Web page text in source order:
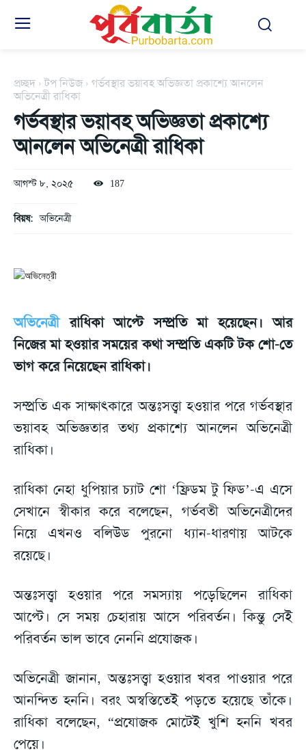
প্রচ্ছদ টপ নিউজ
গর্ভবস্থার ভয়াবহ অভিজ্ঞতা প্রকাশ্যে আনলেন
অভিনেত্রী রাধিকা
গর্ভবস্থার ভয়াবহ অভিজ্ঞতা প্রকাশ্যে
আনলেন অভিনেত্রী রাধিকা
আগস্ট ৮, ২০২৫ 187
বিয়ষ: অভিনেত্রী
অভিনেত্রীরাধিকা আপ্টে সম্প্রতি মা হয়েছেন। আর
নিজের মা হওয়ার সময়ের কথা সম্প্রতি একটি টক শো-তে
ভাগ করে নিয়েছেন রাধিকা।
সম্প্রতি এক সাক্ষাৎকারে অন্তঃসত্ত্বা হওয়ার পরে গর্ভবস্থার
ভয়াবহ অভিজ্ঞতার তথ্য প্রকাশ্যে আনলেন অভিনেত্রী
রাধিকা।
রাধিকা নেহা ধুপিয়ার চ্যাট শো ‘ফ্রিডম টু ফিড’-এ এসে
সেখানে স্বীকার করে বলেছেন, গর্ভবতী অভিনেত্রীদের
নিয়ে এখনও বলিউড পুরনো ধ্যান-ধারণায় আটকে
রয়েছে।
অন্তঃসত্ত্বা হওয়ার পরে সমস্যায় পড়েছিলেন রাধিকা
আপ্টে। সে সময় চেহারায় আসে পরিবর্তন। কিন্তু সেই
পরিবর্তন ভাল ভাবে নেননি প্রযোজক।
অভিনেত্রী জানান, অন্তঃসত্ত্বা হওয়ার খবর পাওয়ার পরে
আনন্দিত হননি। বরং অস্বস্তিতেই পড়তে হয়েছে তাঁকে।
রাধিকা বলেছেন, “প্রযোজক মোটেই খুশি হননি খবর
পেয়ে।